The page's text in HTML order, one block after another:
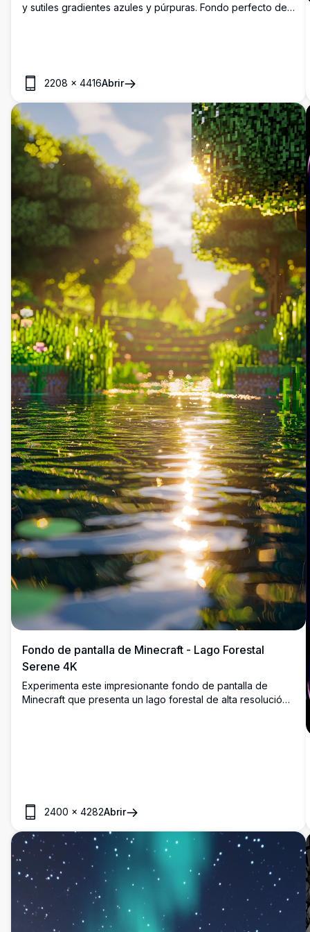
y sutiles gradientes azules y púrpuras. Fondo perfecto de
2208 × 4416Abrir
Fondo de pantalla de Minecraft - Lago Forestal
Serene 4K
Experimenta este impresionante fondo de pantalla de
Minecraft que presenta un lago forestal de alta resolución
2400 × 4282Abrir